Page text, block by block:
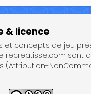
& licence
et concepts de jeu
recreatisse.com sont
(Attribution-